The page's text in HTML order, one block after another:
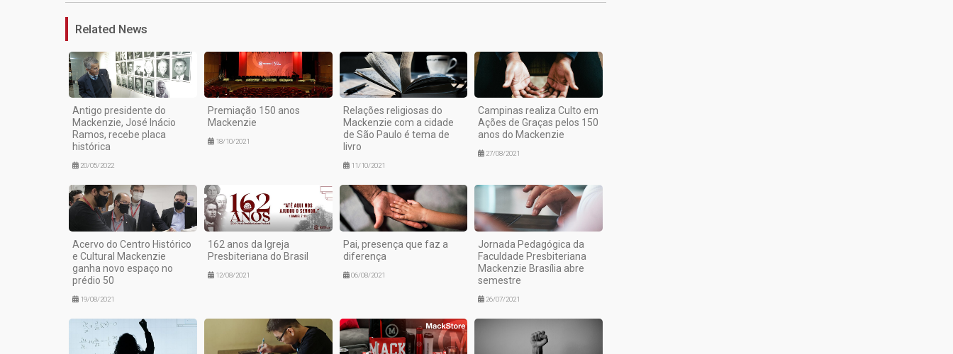
Related News
Antigo presidente do
Mackenzie, José Inácio
Ramos, recebe placa
histórica
20/05/2022
Premiação 150 anos
Mackenzie
18/10/2021
Relações religiosas do
Mackenzie com a cidade
de São Paulo é tema de
livro
11/10/2021
Campinas realiza Culto em
Ações de Graças pelos 150
anos do Mackenzie
27/08/2021
Acervo do Centro Histórico
e Cultural Mackenzie
ganha novo espaço no
prédio 50
19/08/2021
162 anos da Igreja
Presbiteriana do Brasil
12/08/2021
Pai, presença que faz a
diferença
06/08/2021
Jornada Pedagógica da
Faculdade Presbiteriana
Mackenzie Brasília abre
semestre
26/07/2021